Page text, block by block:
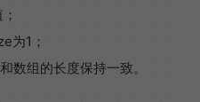
为1；
数组的长度保持一致。